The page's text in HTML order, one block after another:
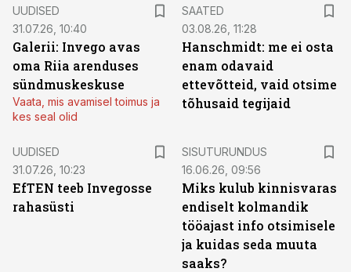
UUDISED
31.07.26, 10:40
Galerii: Invego avas
oma Riia arenduses
sündmuskeskuse
Vaata, mis avamisel toimus ja
kes seal olid
SAATED
03.08.26, 11:28
Hanschmidt: me ei osta
enam odavaid
ettevõtteid, vaid otsime
tõhusaid tegijaid
UUDISED
31.07.26, 10:23
EfTEN teeb Invegosse
rahasüsti
SISUTURUNDUS
16.06.26, 09:56
Miks kulub kinnisvaras
endiselt kolmandik
tööajast info otsimisele
ja kuidas seda muuta
saaks?